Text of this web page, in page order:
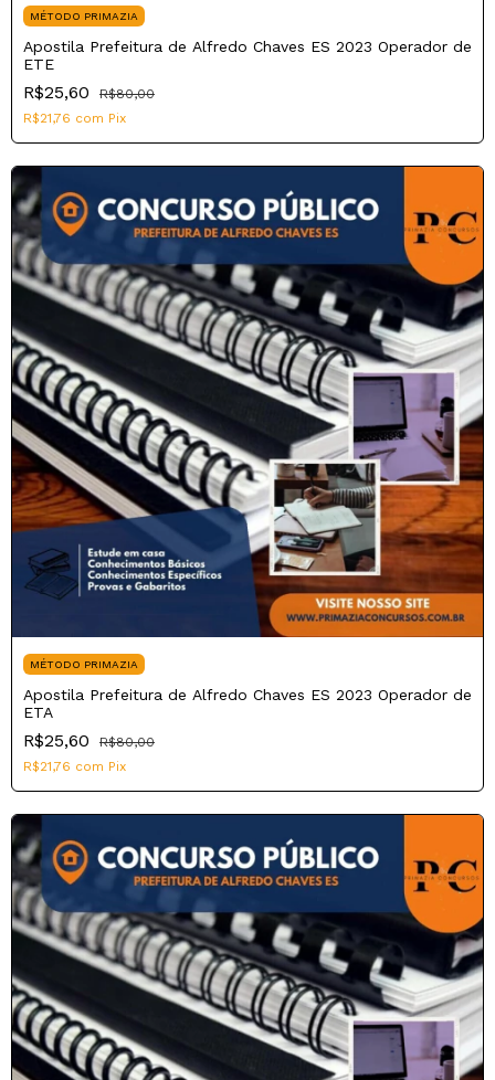
MÉTODO PRIMAZIA
Apostila Prefeitura de Alfredo Chaves ES 2023 Operador de
ETE
R$25,60
R$80,00
R$21,76 com Pix
MÉTODO PRIMAZIA
Apostila Prefeitura de Alfredo Chaves ES 2023 Operador de
ETA
R$25,60
R$80,00
R$21,76 com Pix